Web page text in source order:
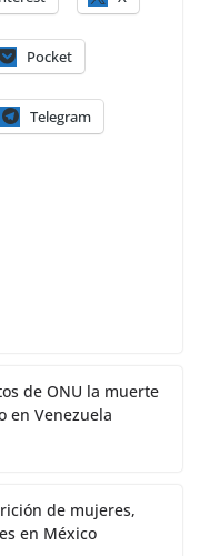
Pocket
Telegram
de ONU la muerte
en Venezuela
de mujeres,
en México